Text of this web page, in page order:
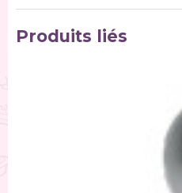
Produits liés